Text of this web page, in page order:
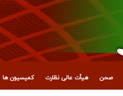
صحن هیأت عالی نظارت کمیسیون ها